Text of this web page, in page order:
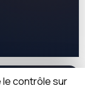
réservés.
le contrôle sur